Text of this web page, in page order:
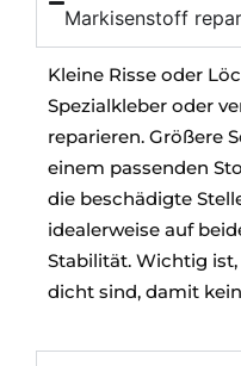
Markisenstoff
Kleine Risse oder
Spezialkleber oder
reparieren. Größere
einem passenden
die beschädigte
idealerweise auf
Stabilität. Wichtig
dicht sind, damit